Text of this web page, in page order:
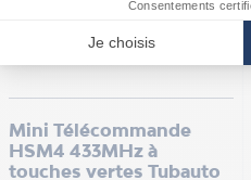
Mini Télécommande
HSM4 433MHz à
touches vertes Tubauto